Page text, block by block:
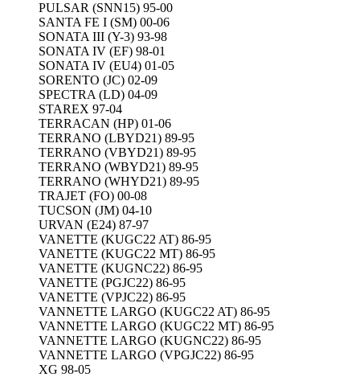
PULSAR (SNN15) 95-00
SANTA FE I (SM) 00-06
SONATA III (Y-3) 93-98
SONATA IV (EF) 98-01
SONATA IV (EU4) 01-05
SORENTO (JC) 02-09
SPECTRA (LD) 04-09
STAREX 97-04
TERRACAN (HP) 01-06
TERRANO (LBYD21) 89-95
TERRANO (VBYD21) 89-95
TERRANO (WBYD21) 89-95
TERRANO (WHYD21) 89-95
TRAJET (FO) 00-08
TUCSON (JM) 04-10
URVAN (E24) 87-97
VANETTE (KUGC22 AT) 86-95
VANETTE (KUGC22 MT) 86-95
VANETTE (KUGNC22) 86-95
VANETTE (PGJC22) 86-95
VANETTE (VPJC22) 86-95
VANNETTE LARGO (KUGC22 AT) 86-95
VANNETTE LARGO (KUGC22 MT) 86-95
VANNETTE LARGO (KUGNC22) 86-95
VANNETTE LARGO (VPGJC22) 86-95
XG 98-05